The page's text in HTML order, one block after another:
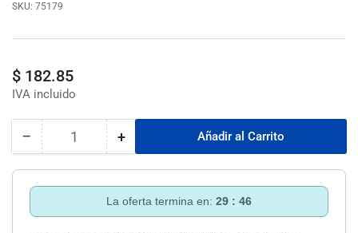
SKU: 75179
Precio
regular
$ 182.85
− Reducir
Alimentador
Para
Cantidad +Aumentar
Alimentador
Añadir al Carrito
La oferta termina en: 29 : 46